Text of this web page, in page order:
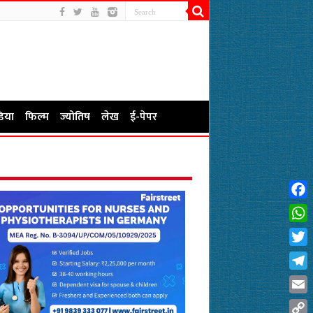
फिल्म ज्योतिष लेख ई-पेपर